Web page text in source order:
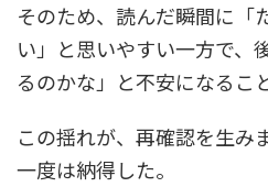
そのため、読んだ瞬間に「
い」と思いやすい一方で、
るのかな」と不安になるこ
この揺れが、再確認を生み
一度は納得した。